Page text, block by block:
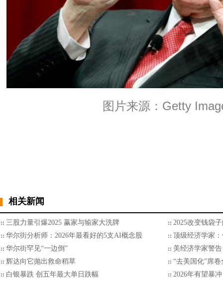
图片来源：Getty
相关新闻
三股力量引爆2025 赢家与输家大洗牌
2025改变钱袋
华尔街分析师：2026年最看好的5支AI概念股
顶级经济学家
华尔街罕见“一边倒”
美经济学家警
辉达向它抛出救命稻草
“去美国化”席
白银暴跌 创五年最大单日跌幅
2026年有望暴